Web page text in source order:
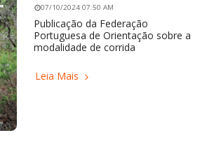
07/10/2024 07:50 AM
Publicação da Federação
Portuguesa de Orientação sobre a
modalidade de corrida
Leia Mais